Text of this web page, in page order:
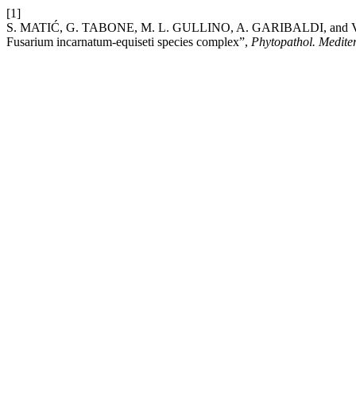
[1]
S. MATIĆ, G. TABONE, M. L. GULLINO, A. GARIBALDI, and
Fusarium incarnatum-equiseti species complex”, Phytopathol.